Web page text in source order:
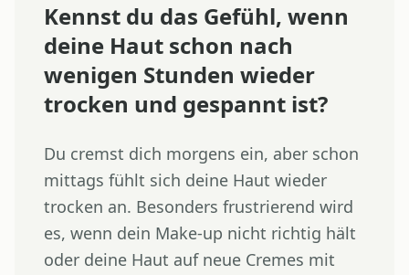
Kennst du das Gefühl, wenn
deine Haut schon nach
wenigen Stunden wieder
trocken und gespannt ist?
Du cremst dich morgens ein, aber schon
mittags fühlt sich deine Haut wieder
trocken an. Besonders frustrierend wird
es, wenn dein Make-up nicht richtig hält
oder deine Haut auf neue Cremes mit